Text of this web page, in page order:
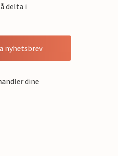
delta i
nyhetsbrev
dine